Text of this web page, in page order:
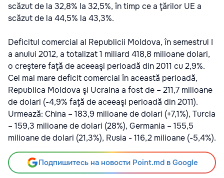
scăzut de la 32,8% la 32,5%, în timp ce a ţărilor UE a
scăzut de la 44,5% la 43,3%.
Deficitul comercial al Republicii Moldova, în semestrul I
a anului 2012, a totalizat 1 miliard 418,8 milioane dolari,
o creştere faţă de aceeaşi perioadă din 2011 cu 2,9%.
Cel mai mare deficit comercial în această perioadă,
Republica Moldova şi Ucraina a fost de – 211,7 milioane
de dolari (-4,9% faţă de aceeaşi perioadă din 2011).
Urmează: China – 183,9 milioane de dolari (+7,1%), Turcia
– 159,3 milioane de dolari (28%), Germania – 155,5
milioane de dolari (21,3%), Rusia - 116,2 milioane (-5,4%).
Подпишитесь на новости Point.md в Google